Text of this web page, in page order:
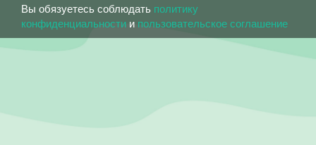
Вы обязуетесь соблюдать политику
конфиденциальности и пользовательское соглашение